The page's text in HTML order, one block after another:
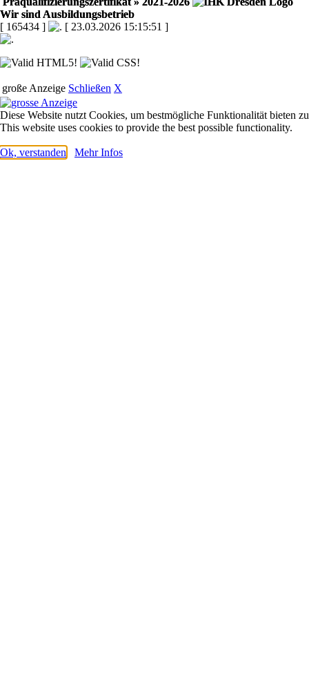
Wir sind Ausbildungsbetrieb
[ 165434 ]
[ 23.03.2026 15:15:51 ]
große Anzeige Schließen X
Diese Website nutzt Cookies, um bestmögliche Funktionalität bieten
This website uses cookies to provide the best possible functionality.
Ok, verstanden Mehr Infos